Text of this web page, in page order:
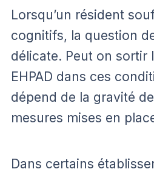
Lorsqu’un résident
cognitifs, la question
délicate. Peut on sortir
EHPAD dans ces
dépend de la gravité
mesures mises en
Dans certains